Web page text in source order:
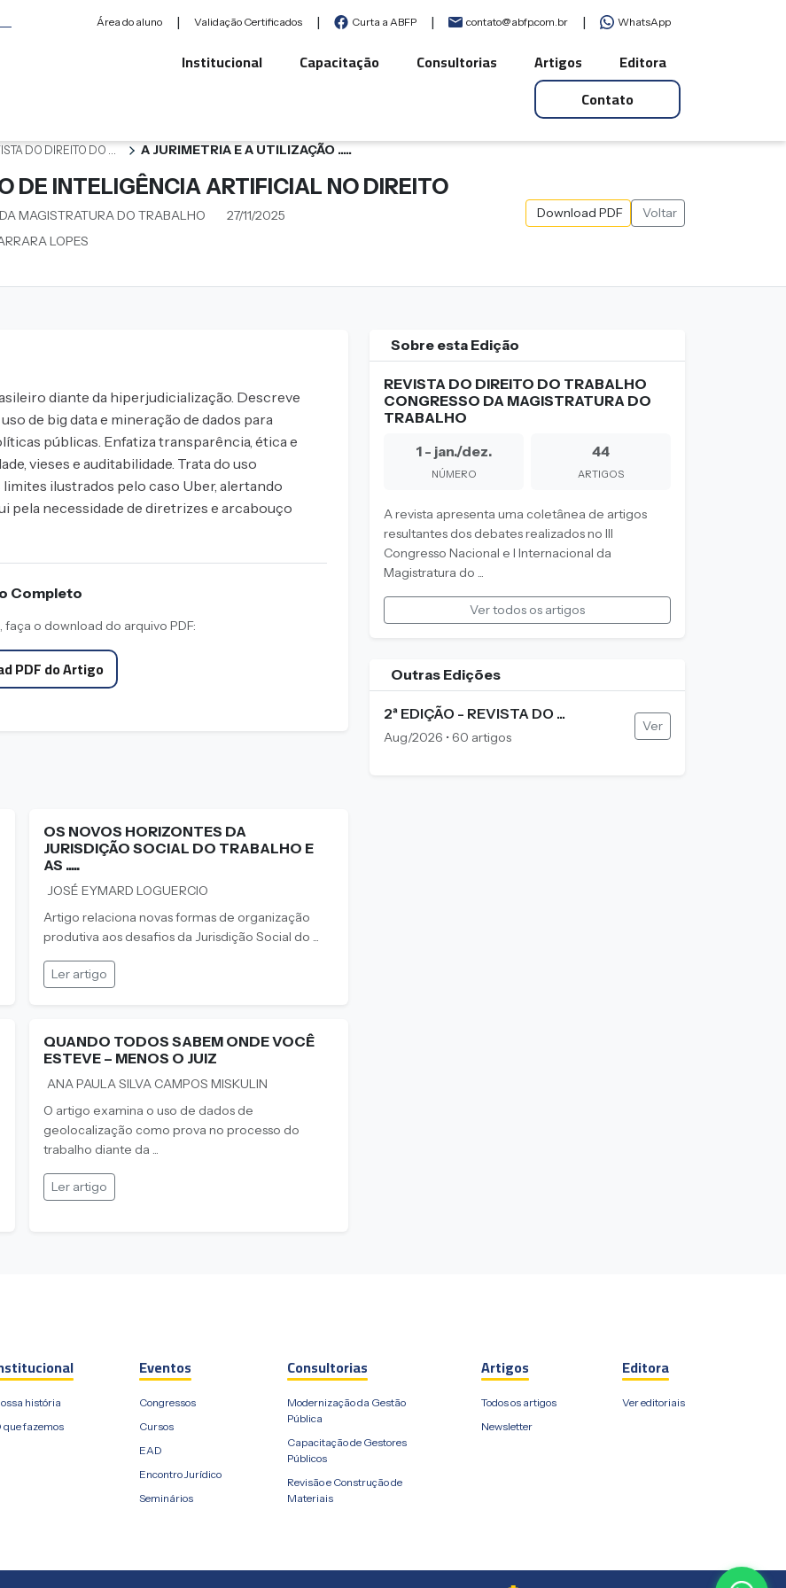
Área do aluno | Validação Certificados | Curta a ABFP | contato@abfp.com.br | WhatsApp
Institucional Capacitação Consultorias Artigos
Editora
Contato
DO DIREITO DO ... A JURIMETRIA E A UTILIZAÇÃO .....
DE INTELIGÊNCIA ARTIFICIAL NO DIREITO
MAGISTRATURA DO TRABALHO
27/11/2025
LOPES
Download PDF Voltar
diante da hiperjudicialização. Descreve
de big data e mineração de dados para
públicas. Enfatiza transparência, ética e
vieses e auditabilidade. Trata do uso
ilustrados pelo caso Uber, alertando
pela necessidade de diretrizes e arcabouço
Completo
o download do arquivo PDF:
PDF do Artigo
OS NOVOS HORIZONTES DA
JURISDIÇÃO SOCIAL DO TRABALHO E
AS .....
JOSÉ EYMARD LOGUERCIO
Artigo relaciona novas formas de organização
produtiva aos desafios da Jurisdição Social do ...
Ler artigo
QUANDO TODOS SABEM ONDE VOCÊ
ESTEVE – MENOS O JUIZ
ANA PAULA SILVA CAMPOS MISKULIN
O artigo examina o uso de dados de
geolocalização como prova no processo do
trabalho diante da ...
Ler artigo
Sobre esta Edição
REVISTA DO DIREITO DO TRABALHO
CONGRESSO DA MAGISTRATURA DO
TRABALHO
1 - jan./dez.
NÚMERO
44
ARTIGOS
A revista apresenta uma coletânea de artigos
resultantes dos debates realizados no III
Congresso Nacional e I Internacional da
Magistratura do ...
Ver todos os artigos
Outras Edições
2ª EDIÇÃO - REVISTA DO ...
Aug/2026 • 60 artigos
Ver
história
que fazemos
Eventos
Congressos
Cursos
EAD
Encontro Jurídico
Seminários
Consultorias
Modernização da Gestão
Pública
Capacitação de Gestores
Públicos
Revisão e Construção de
Materiais
Artigos
Todos os artigos
Newsletter
Editora
Ver editoriais